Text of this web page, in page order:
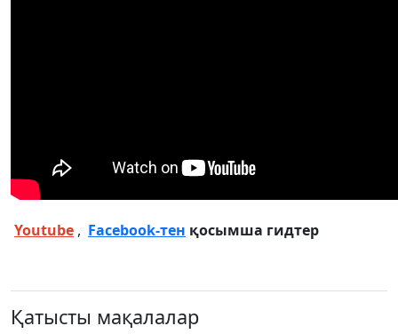
Youtube , Facebook-тен қосымша гидтер
Қатысты мақалалар